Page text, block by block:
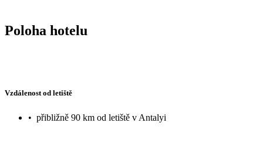
Poloha hotelu
Vzdálenost od letiště
• přibližně 90 km od letiště v Antalyi